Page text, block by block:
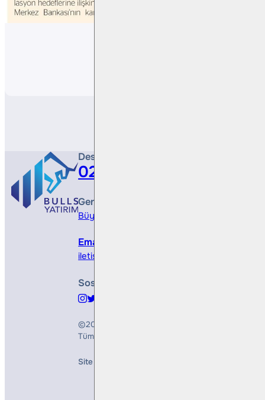
Destek Hattı
0212 410 0500
Genel Müdürlük
Büyükdere Cad. No 173, 1. Levent Plaza, B
Email
iletisim@bullsyatirim.com
Sosyal Medya
©2026
Tüm Hakları Saklıdır
Site Creation & Technology by